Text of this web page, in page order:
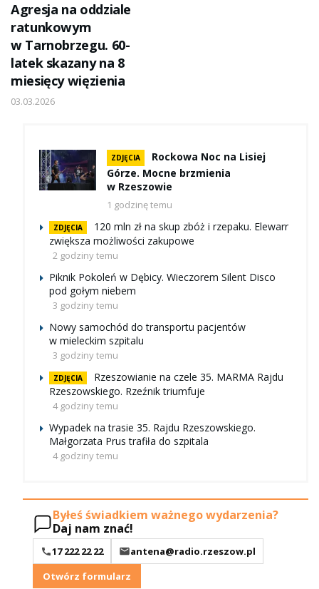
Agresja na oddziale
ratunkowym
w Tarnobrzegu. 60-
latek skazany na 8
miesięcy więzienia
03.03.2026
ZDJĘCIA
Rockowa Noc na Lisiej
Górze. Mocne brzmienia
w Rzeszowie
1 godzinę temu
ZDJĘCIA
120 mln zł na skup zbóż i rzepaku. Elewarr
zwiększa możliwości zakupowe
2 godziny temu
Piknik Pokoleń w Dębicy. Wieczorem Silent Disco
pod gołym niebem
3 godziny temu
Nowy samochód do transportu pacjentów
w mieleckim szpitalu
3 godziny temu
ZDJĘCIA
Rzeszowianie na czele 35. MARMA Rajdu
Rzeszowskiego. Rzeźnik triumfuje
4 godziny temu
Wypadek na trasie 35. Rajdu Rzeszowskiego.
Małgorzata Prus trafiła do szpitala
4 godziny temu
Byłeś świadkiem ważnego wydarzenia?
Daj nam znać!
17 222 22 22
antena@radio.rzeszow.pl
Otwórz formularz